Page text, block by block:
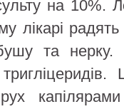
на 10%.
лікарі
та нерку.